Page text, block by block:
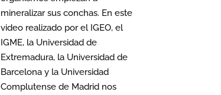
mineralizar sus conchas. En este
video realizado por el IGEO, el
IGME, la Universidad de
Extremadura, la Universidad de
Barcelona y la Universidad
Complutense de Madrid nos